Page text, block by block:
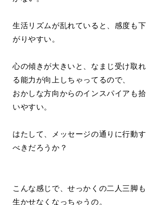
生活リズムが乱れていると、感度も下
がりやすい。
心の傾きが大きいと、なまじ受け取れ
る能力が向上しちゃってるので、
おかしな方向からのインスパイアも拾
いやすい。
はたして、メッセージの通りに行動す
べきだろうか？
こんな感じで、せっかくの二人三脚も
生かせなくなっちゃうの。